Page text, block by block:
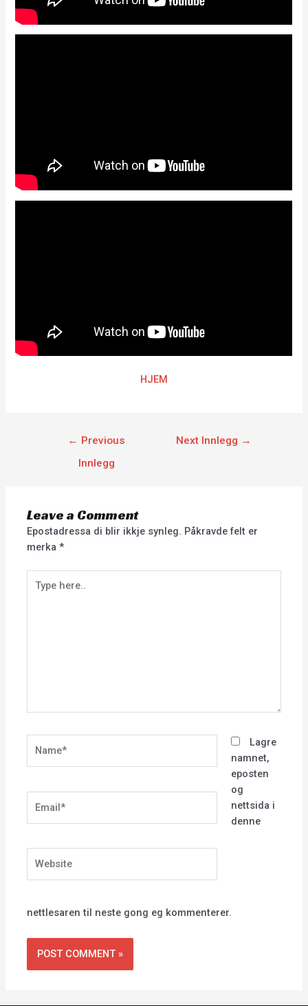
HJEM
← Previous
Innlegg
Next Innlegg →
Leave a Comment
Epostadressa di blir ikkje synleg. Påkravde felt er
merka*
here..
Lagre
namnet,
eposten
og
nettsida i
denne
nettlesaren til neste gong eg kommenterer.